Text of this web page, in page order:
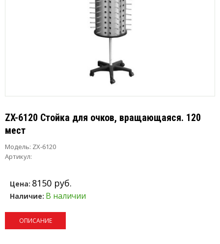
ZX-6120 Стойка для очков, вращающаяся. 120
мест
Модель: ZX-6120
Артикул:
Цена: 8150 руб.
Наличие: В наличии
ОПИСАНИЕ